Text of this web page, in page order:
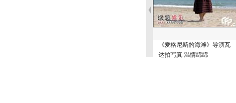
《爱格尼斯的海滩》导演瓦
达拍写真 温情绵绵